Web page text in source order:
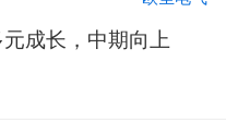
成长，中期向上